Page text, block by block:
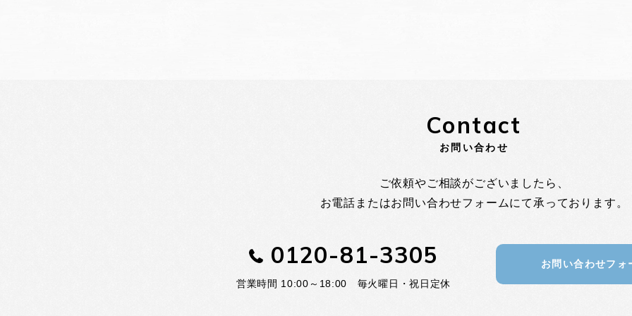
Contact
お問い合わせ
ご依頼やご相談がございましたら、
お電話またはお問い合わせフォームにて 承っております。
0120-81-3305
営業時間 10:00～18:00 毎火曜日・祝日定休
お問い合わせフォ